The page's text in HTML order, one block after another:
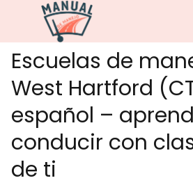
Escuelas de
West Hartford
español –
conducir con
de ti